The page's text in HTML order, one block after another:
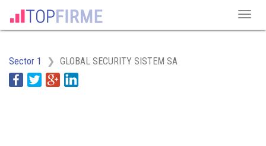
Sector 1 GLOBAL SECURITY SISTEM SA